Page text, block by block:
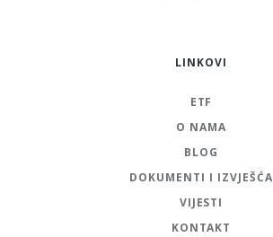
LINKOVI
ETF
O NAMA
BLOG
DOKUMENTI I IZVJEŠĆA
VIJESTI
KONTAKT